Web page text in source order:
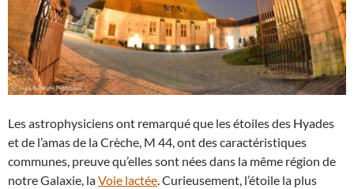
Les astrophysiciens ont remarqué que les étoiles des Hyades
et de l’amas de la Crèche, M 44, ont des caractéristiques
communes, preuve qu’elles sont nées dans la même région de
notre Galaxie, laVoie lactée. Curieusement, l’étoile la plus